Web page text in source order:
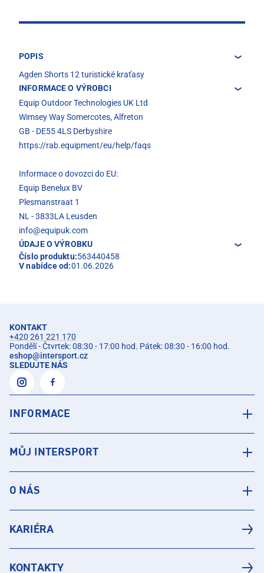
POPIS
Agden Shorts 12 turistické kraťasy
INFORMACE O VÝROBCI
Equip Outdoor Technologies UK Ltd
Wimsey Way Somercotes, Alfreton
GB - DE55 4LS Derbyshire
https://rab.equipment/eu/help/faqs
Informace o dovozci do EU:
Equip Benelux BV
Plesmanstraat 1
NL - 3833LA Leusden
info@equipuk.com
ÚDAJE O VÝROBKU
Číslo produktu:563440458
V nabídce od:01.06.2026
KONTAKT
+420 261 221 170
Pondělí - Čtvrtek: 08:30 - 17:00 hod. Pátek: 08:30 - 16:00 hod.
eshop@intersport.cz
SLEDUJTE NÁS
INFORMACE
MŮJ INTERSPORT
O NÁS
KARIÉRA
KONTAKTY